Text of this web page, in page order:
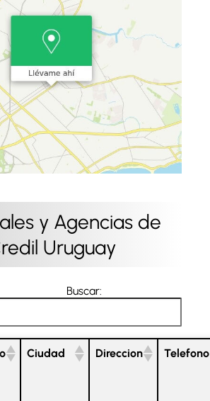
y Agencias de
Uruguay
Buscar:
Ciudad Direccion Telefono